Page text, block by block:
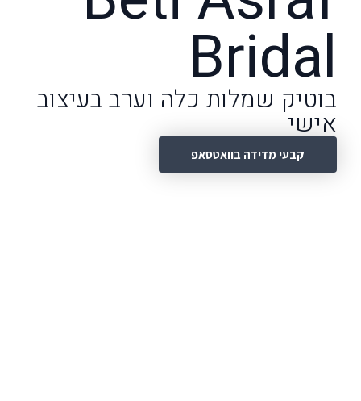
Bridal
בוטיק שמלות כלה וערב בעיצוב
אישי
קבעי מדידה בוואטסאפ